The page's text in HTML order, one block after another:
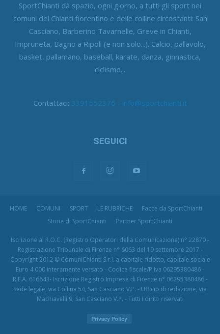
SportChianti dà spazio, ogni giorno, a tutti gli sport nei
comuni del Chianti fiorentino e delle colline circostanti: San
Casciano, Barberino Tavarnelle, Greve in Chianti,
Impruneta, Bagno a Ripoli (e non solo...). Calcio, pallavolo,
basket, pallamano, baseball, karate, danza, ginnastica,
ciclismo...
Contattaci: 3391552376 - info@sportchianti.it
SEGUICI
HOME COMUNI SPORT LE RUBRICHE
Facce da SportChianti
Storie di SportChianti
Partner SportChianti
Iscrizione al R.O.C. (Registro Operatori della Comunicazione) n° 22870 -
Registrazione Tribunale di Firenze n° 6063 del 19 settembre 2017 -
Copyright 2012 © ComuniChianti S.r.l. a capitale ridotto, capitale sociale
Euro 4.000 interamente versato - Codice fiscale/P.Iva 06295380486 -
R.E.A. 616643- Iscrizione Registro Imprese di Firenze n° 06295380486 -
Sede legale, via Collina 5/i, San Casciano V.P. - Ufficio di redazione, via
Machiavelli 9, San Casciano V.P. - Tutti i diritti riservati